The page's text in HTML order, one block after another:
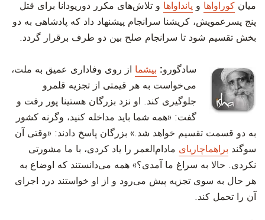
میان کوراواها و پانداواها و تلاش‌های مکرر دوریودانا برای قتل
پنج پسرعمویش، کریشنا سرانجام پیشنهاد داد که پادشاهی به دو
بخش تقسیم شود تا سرانجام صلح بین دو طرف برقرار گردد.
‫سادگورو: بیشما از روی وفاداری عمیق به ملت،
می‌خواست به هر قیمتی از تجزیه قلمرو
جلوگیری کند. او نزد بزرگان هستینا پور رفت و
گفت: «همه شما باید مداخله کنید، وگرنه کشور
به دو قسمت تقسیم خواهد شد.» بزرگان پاسخ دادند: «وقتی آن
سوگند براهماچاریای مادام‌العمر را یاد کردی، با ما مشورتی
نکردی. حالا به سراغ ما آمدی؟» همه می‌دانستند که اوضاع به
هر حال به سوی تجزیه پیش می‌رود و از او خواستند درد اجرای
آن را تحمل کند.